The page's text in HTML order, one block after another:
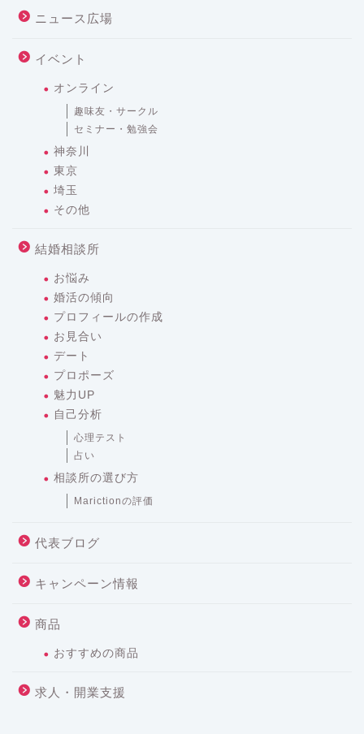
ニュース広場
イベント
オンライン
趣味友・サークル
セミナー・勉強会
神奈川
東京
埼玉
その他
結婚相談所
お悩み
婚活の傾向
プロフィールの作成
お見合い
デート
プロポーズ
魅力UP
自己分析
心理テスト
占い
相談所の選び方
Marictionの評価
代表ブログ
キャンペーン情報
商品
おすすめの商品
求人・開業支援